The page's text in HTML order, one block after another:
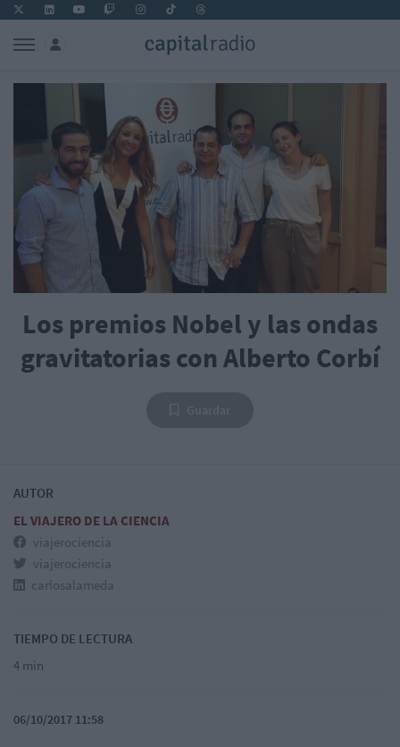
Los premios Nobel y las ondas
gravitatorias con Alberto Corbí
AUTOR
EL VIAJERO DE LA CIENCIA
viajerociencia
viajerociencia
carlosalameda
TIEMPO DE LECTURA
4 min
06/10/2017 11:58